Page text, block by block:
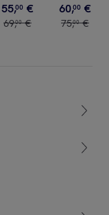
55,00 €
69,00 €
60,00 €
75,00 €